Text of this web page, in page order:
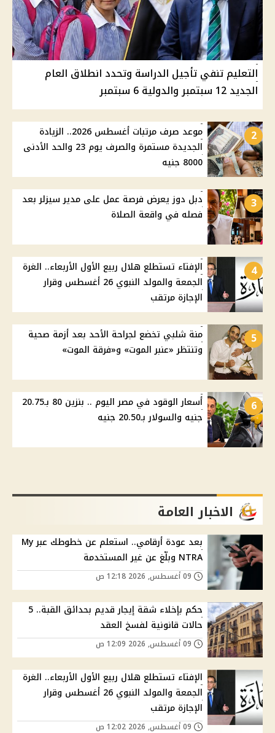
التعليم تنفي تأجيل الدراسة وتحدد انطلاق العام
الجديد 12 سبتمبر والدولية 6 سبتمبر
2
موعد صرف مرتبات أغسطس 2026.. الزيادة
الجديدة مستمرة والصرف يوم 23 والحد الأدنى
8000 جنيه
3
دبل دوز يعرض فرصة عمل على مدير سيزلر بعد
فصله في واقعة الصلاة
4
الإفتاء تستطلع هلال ربيع الأول الأربعاء.. الغرة
الجمعة والمولد النبوي 26 أغسطس وقرار
الإجازة مرتقب
5
منة شلبي تخضع لجراحة الأحد بعد أزمة صحية
وتنتظر «عنبر الموت» و«فرقة الموت»
6
أسعار الوقود في مصر اليوم .. بنزين 80 بـ20.75
جنيه والسولار بـ20.50 جنيه
الاخبار العامة
بعد عودة أرقامي.. استعلم عن خطوطك عبر My
NTRA وبلّغ عن غير المستخدمة
حكم بإخلاء شقة إيجار قديم بحدائق القبة.. 5
حالات قانونية لفسخ العقد
الإفتاء تستطلع هلال ربيع الأول الأربعاء.. الغرة
الجمعة والمولد النبوي 26 أغسطس وقرار
الإجازة مرتقب